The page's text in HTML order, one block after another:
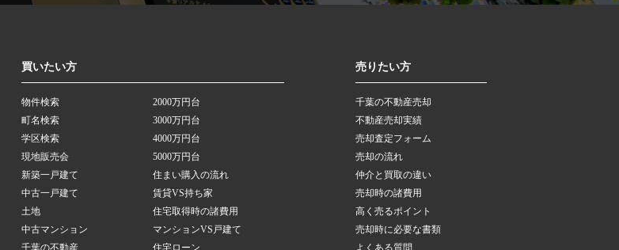
買いたい方
物件検索
町名検索
学区検索
現地販売会
新築一戸建て
中古一戸建て
土地
中古マンション
千葉の不動産
2000万円台
3000万円台
4000万円台
5000万円台
住まい購入の流れ
賃貸VS持ち家
住宅取得時の諸費用
マンションVS戸建て
住宅ローン
売りたい方
千葉の不動産売却
不動産売却実績
売却査定フォーム
売却の流れ
仲介と買取の違い
売却時の諸費用
高く売るポイント
売却時に必要な書類
よくある質問